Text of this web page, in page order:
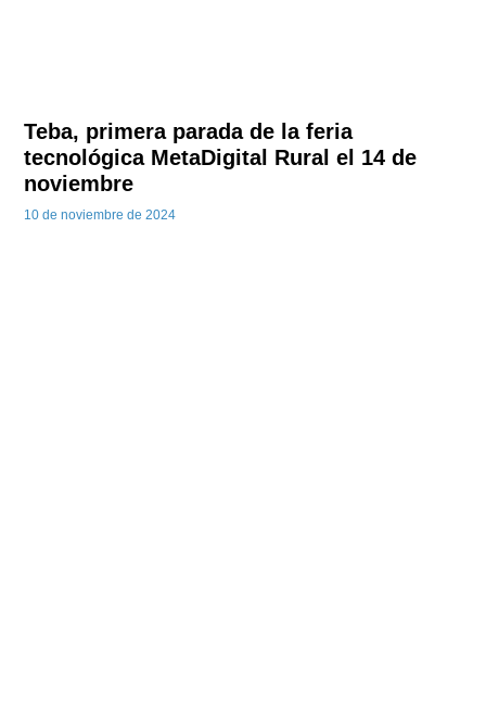
Teba, primera parada de la feria
tecnológica MetaDigital Rural el 14 de
noviembre
10 de noviembre de 2024